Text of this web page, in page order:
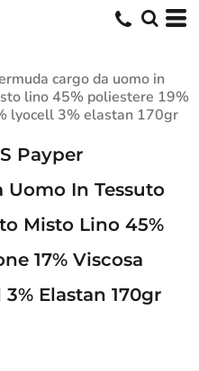
cargo da uomo in
lino 45% poliestere 19%
lyocell 3% elastan 170gr
Payper
Uomo In Tessuto
Misto Lino 45%
17% Viscosa
Elastan 170gr